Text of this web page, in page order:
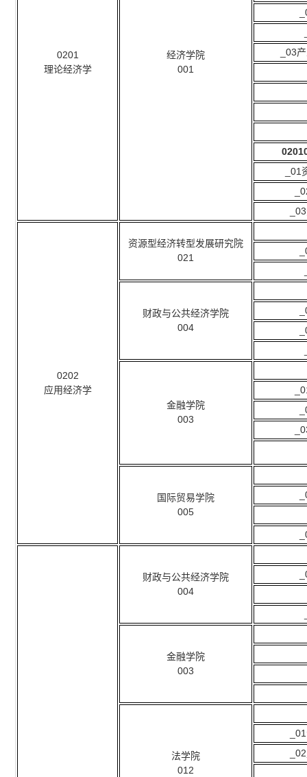
0201
理论经济学
经济学院
001
_03
0202
应用经济学
资源型经济转型发展研究院
021
财政与公共经济学院
004
金融学院
003
国际贸易学院
005
财政与公共经济学院
004
金融学院
003
法学院
012